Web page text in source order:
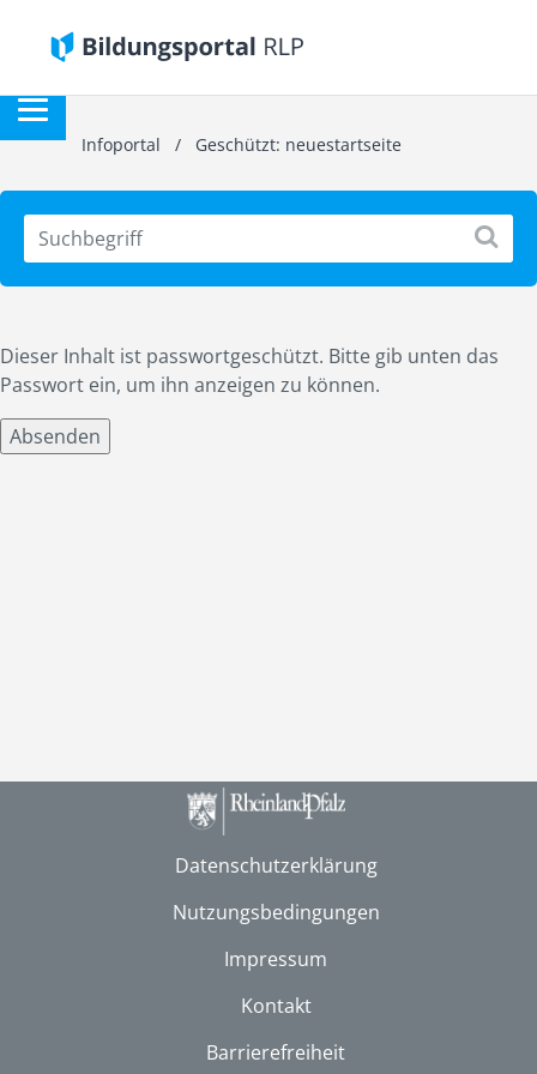
Infoportal / Geschützt: neuestartseite
Dieser Inhalt ist passwortgeschützt. Bitte gib unten das
Passwort ein, um ihn anzeigen zu können.
Datenschutzerklärung
Nutzungsbedingungen
Impressum
Kontakt
Barrierefreiheit